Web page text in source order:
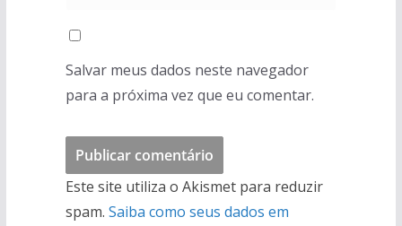
Salvar meus dados neste navegador
para a próxima vez que eu comentar.
Este site utiliza o Akismet para reduzir
spam. Saiba como seus dados em